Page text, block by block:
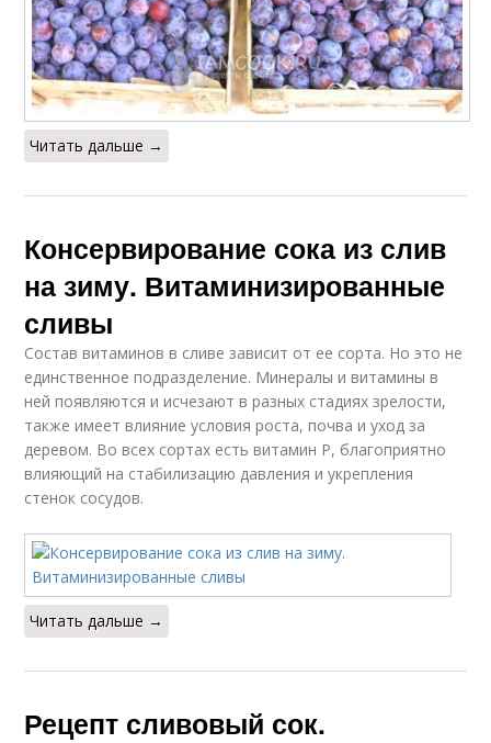
Читать дальше →
Консервирование сока из слив
на зиму. Витаминизированные
сливы
Состав витаминов в сливе зависит от ее сорта. Но это не
единственное подразделение. Минералы и витамины в
ней появляются и исчезают в разных стадиях зрелости,
также имеет влияние условия роста, почва и уход за
деревом. Во всех сортах есть витамин Р, благоприятно
влияющий на стабилизацию давления и укрепления
стенок сосудов.
Читать дальше →
Рецепт сливовый сок.